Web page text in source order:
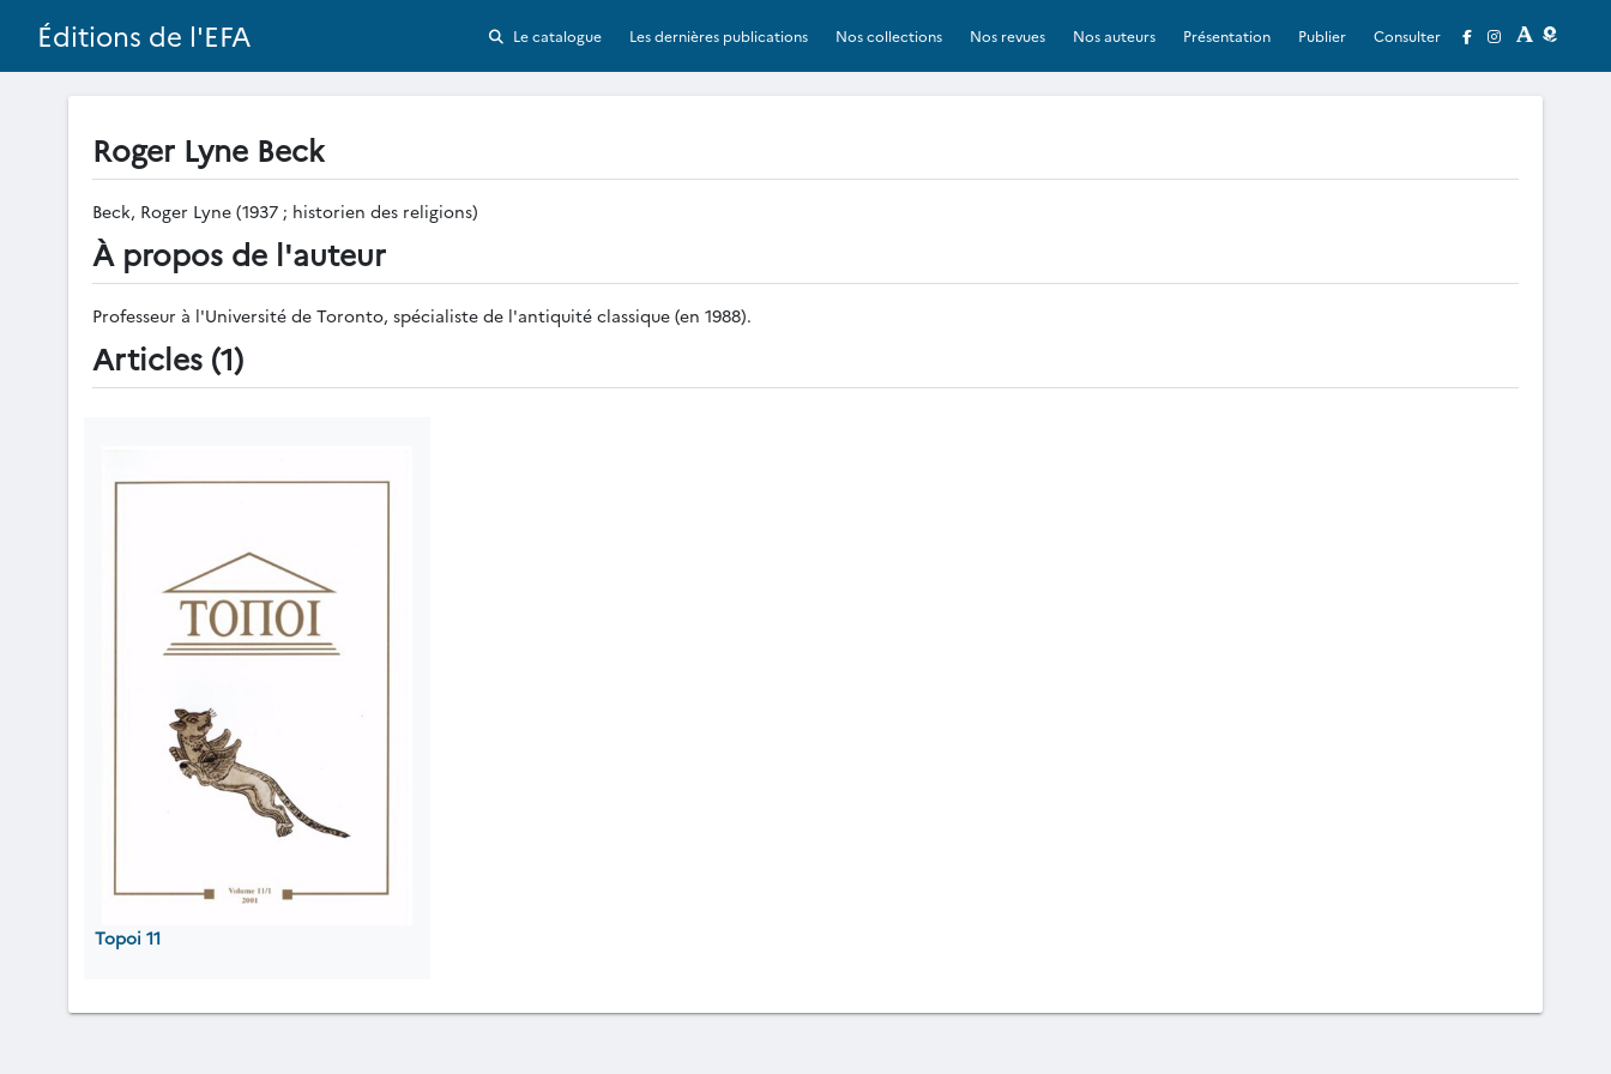
Éditions de l'EFA Le catalogue Les dernières publications Nos collections Nos revues Nos auteurs Présentation Publier Consulter
Roger Lyne Beck
Beck, Roger Lyne (1937 ; historien des religions)
À propos de l'auteur
Professeur à l'Université de Toronto, spécialiste de l'antiquité classique (en 1988).
Articles (1)
Topoi 11